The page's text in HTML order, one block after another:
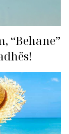
“Behane”